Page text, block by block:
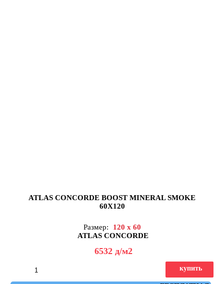
ATLAS CONCORDE BOOST MINERAL SMOKE
60X120
Размер:
120 x 60
ATLAS CONCORDE
6532 д/м2
купить